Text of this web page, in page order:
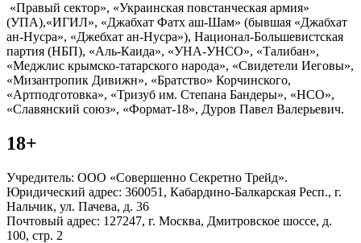
«Правый сектор», «Украинская повстанческая армия»
(УПА),«ИГИЛ», «Джабхат Фатх аш-Шам» (бывшая «Джабхат
ан-Нусра», «Джебхат ан-Нусра»), Национал-Большевистская
партия (НБП), «Аль-Каида», «УНА-УНСО», «Талибан»,
«Меджлис крымско-татарского народа», «Свидетели Иеговы»,
«Мизантропик Дивижн», «Братство» Корчинского,
«Артподготовка», «Тризуб им. Степана Бандеры», «НСО»,
«Славянский союз», «Формат-18», Дуров Павел Валерьевич.
18+
Учредитель: ООО «Совершенно Секретно Трейд».
Юридический адрес: 360051, Кабардино-Балкарская Респ., г.
Нальчик, ул. Пачева, д. 36
Почтовый адрес: 127247, г. Москва, Дмитровское шоссе, д.
100, стр. 2